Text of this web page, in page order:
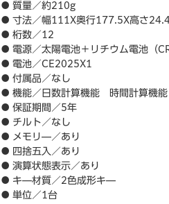
● 質量／約210g
● 寸法／幅111X奥行177.5X高さ
● 桁数／12
● 電源／太陽電池＋リチウム電池（
● 電池／CE2025X1
● 付属品／なし
● 機能／日数計算機能 時間計算機
● 保証期間／5年
● チルト／なし
● メモリ―／あり
● 四捨五入／あり
● 演算状態表示／あり
● キ―材質／2色成形キ―
● 単位／1台